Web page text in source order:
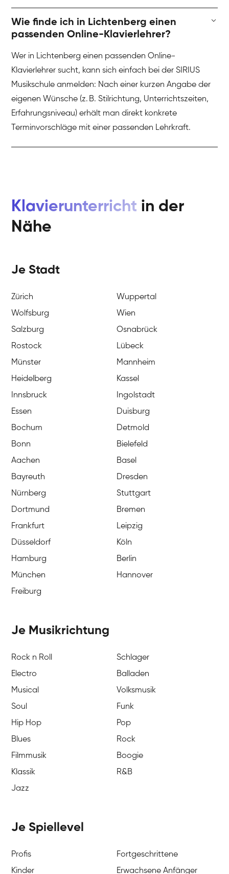
Wie finde ich in Lichtenberg einen
passenden Online-Klavierlehrer?
Wer in Lichtenberg einen passenden Online-
Klavierlehrer sucht, kann sich einfach bei der SIRIUS
Musikschule anmelden: Nach einer kurzen Angabe der
eigenen Wünsche (z. B. Stilrichtung, Unterrichtszeiten,
Erfahrungsniveau) erhält man direkt konkrete
Terminvorschläge mit einer passenden Lehrkraft.
Klavierunterricht in der
Nähe
Je Stadt
Zürich
Wuppertal
Wolfsburg
Wien
Salzburg
Osnabrück
Rostock
Lübeck
Münster
Mannheim
Heidelberg
Kassel
Innsbruck
Ingolstadt
Essen
Duisburg
Bochum
Detmold
Bonn
Bielefeld
Aachen
Basel
Bayreuth
Dresden
Nürnberg
Stuttgart
Dortmund
Bremen
Frankfurt
Leipzig
Düsseldorf
Köln
Hamburg
Berlin
München
Hannover
Freiburg
Je Musikrichtung
Rock n Roll
Schlager
Electro
Balladen
Musical
Volksmusik
Soul
Funk
Hip Hop
Pop
Blues
Rock
Filmmusik
Boogie
Klassik
R&B
Jazz
Je Spiellevel
Profis
Fortgeschrittene
Kinder
Erwachsene Anfänger